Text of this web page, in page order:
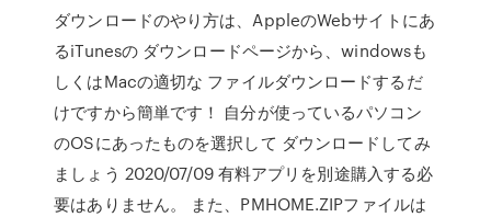
ダウンロードのやり方は、AppleのWebサイトにあ
るiTunesの ダウンロードページから、windowsも
しくはMacの適切な ファイルダウンロードするだ
けですから簡単です！ 自分が使っているパソコン
のOSにあったものを選択して ダウンロードしてみ
ましょう 2020/07/09 有料アプリを別途購入する必
要はありません。 また、PMHOME.ZIPファイルは